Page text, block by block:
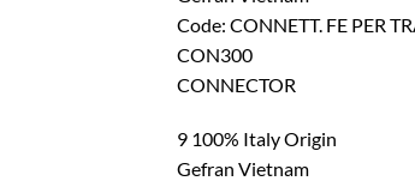
Code: CONNETT. FE PER
CON300
CONNECTOR
9 100% Italy Origin
Gefran Vietnam